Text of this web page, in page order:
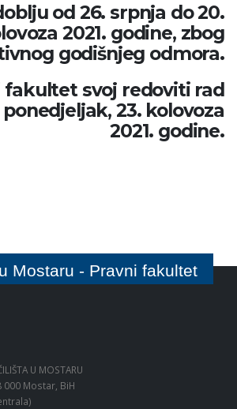
od 26. srpnja do 20.
2021. godine,zbog
godišnjeg odmora.
fakultet svoj redoviti rad
ponedjeljak, 23. kolovoza
2021. godine.
Mostaru - Pravni fakultet
U MOSTARU
000 Mostar, BiH